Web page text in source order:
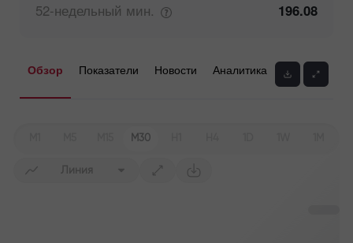
52-недельный мин. 196.08
Обзор Показатели Новости Аналитика
M30
Линия